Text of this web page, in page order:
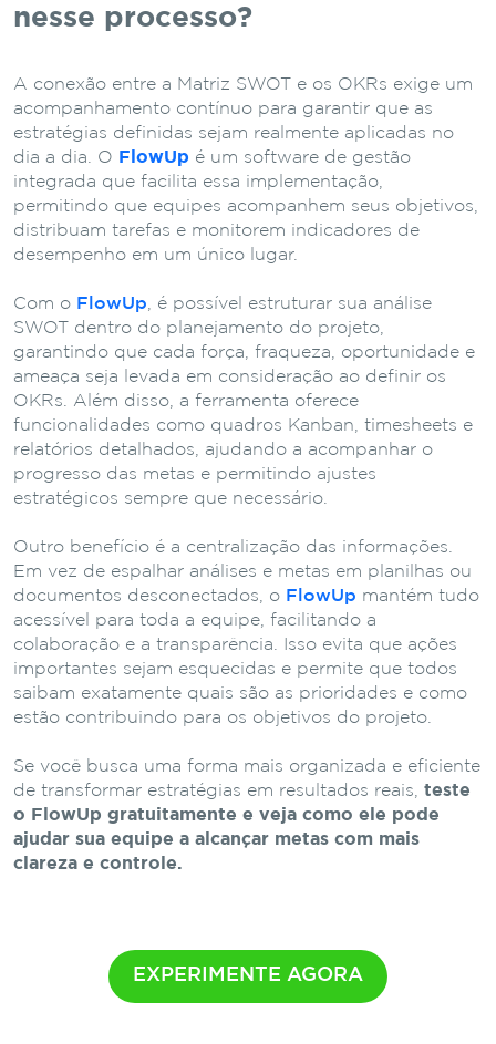
nesse processo?
A conexão entre a Matriz SWOT e os OKRs exige um
acompanhamento contínuo para garantir que as
estratégias definidas sejam realmente aplicadas no
dia a dia. O FlowUp é um software de gestão
integrada que facilita essa implementação,
permitindo que equipes acompanhem seus objetivos,
distribuam tarefas e monitorem indicadores de
desempenho em um único lugar.
Com o FlowUp , é possível estruturar sua análise
SWOT dentro do planejamento do projeto,
garantindo que cada força, fraqueza, oportunidade e
ameaça seja levada em consideração ao definir os
OKRs. Além disso, a ferramenta oferece
funcionalidades como quadros Kanban, timesheets e
relatórios detalhados, ajudando a acompanhar o
progresso das metas e permitindo ajustes
estratégicos sempre que necessário.
Outro benefício é a centralização das informações.
Em vez de espalhar análises e metas em planilhas ou
documentos desconectados, o FlowUp mantém tudo
acessível para toda a equipe, facilitando a
colaboração e a transparência. Isso evita que ações
importantes sejam esquecidas e permite que todos
saibam exatamente quais são as prioridades e como
estão contribuindo para os objetivos do projeto.
Se você busca uma forma mais organizada e eficiente
de transformar estratégias em resultados reais, teste
o FlowUp gratuitamente e veja como ele pode
ajudar sua equipe a alcançar metas com mais
clareza e controle.
EXPERIMENTE AGORA